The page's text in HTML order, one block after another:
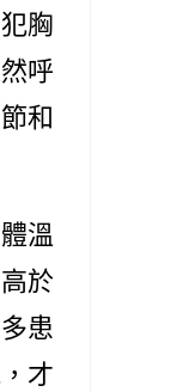
胸
呼
和
溫
於
患
才